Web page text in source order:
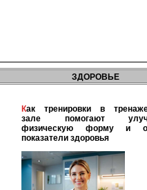
ЗДОРОВЬЕ
Как тренировки в тренажерном
зале помогают
физическую форму и
показатели здоровья